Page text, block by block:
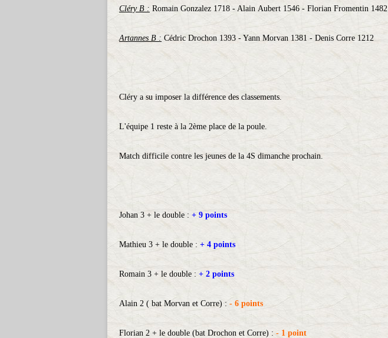
Cléry B : Romain Gonzalez 1718 - Alain Aubert 1546 - Florian Fromentin 1482
Artannes B : Cédric Drochon 1393 - Yann Morvan 1381 - Denis Corre 1212
Cléry a su imposer la différence des classements.
L'équipe 1 reste à la 2ème place de la poule.
Match difficile contre les jeunes de la 4S dimanche prochain.
Johan 3 + le double : + 9 points
Mathieu 3 + le double : + 4 points
Romain 3 + le double : + 2 points
Alain 2 ( bat Morvan et Corre) : - 6 points
Florian 2 + le double (bat Drochon et Corre) : - 1 point